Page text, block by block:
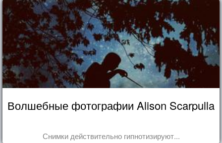
Волшебные фотографии Alison Scarpulla
Снимки действительно гипнотизируют...